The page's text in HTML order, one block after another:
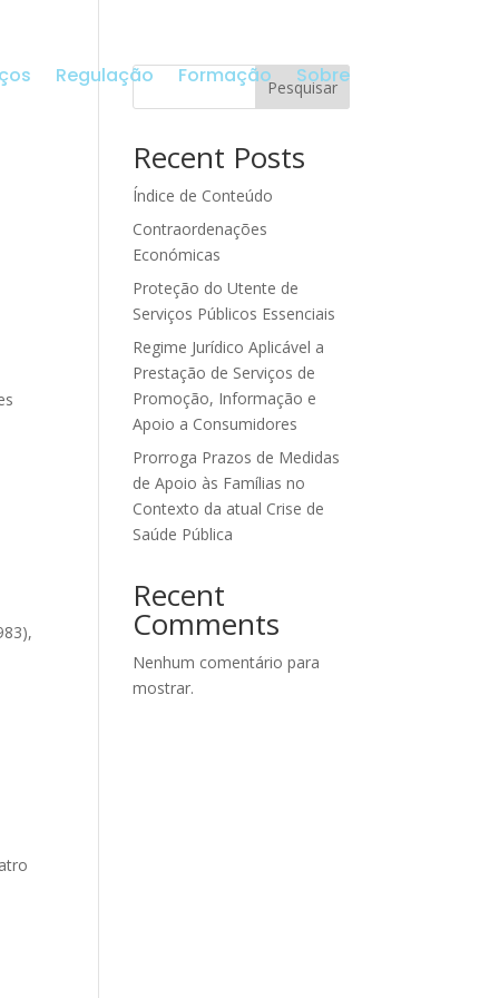
Regulação Formação Sobre
Pesquisar
Recent Posts
Índice de Conteúdo
Contraordenações
Económicas
Proteção do Utente de
Serviços Públicos Essenciais
Regime Jurídico Aplicável a
Prestação de Serviços de
Promoção, Informação e
Apoio a Consumidores
Prorroga Prazos de Medidas
de Apoio às Famílias no
Contexto da atual Crise de
Saúde Pública
Recent
Comments
Nenhum comentário para
mostrar.